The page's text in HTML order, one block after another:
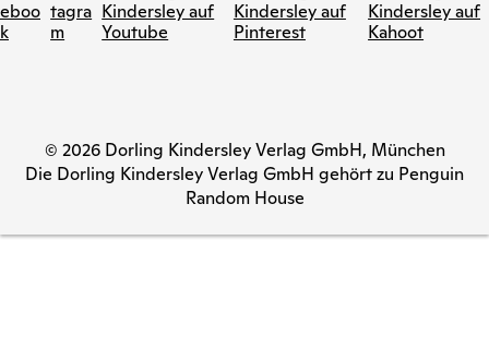
© 2026 Dorling Kindersley Verlag GmbH, München
Die Dorling Kindersley Verlag GmbH gehört zu Penguin
Random House